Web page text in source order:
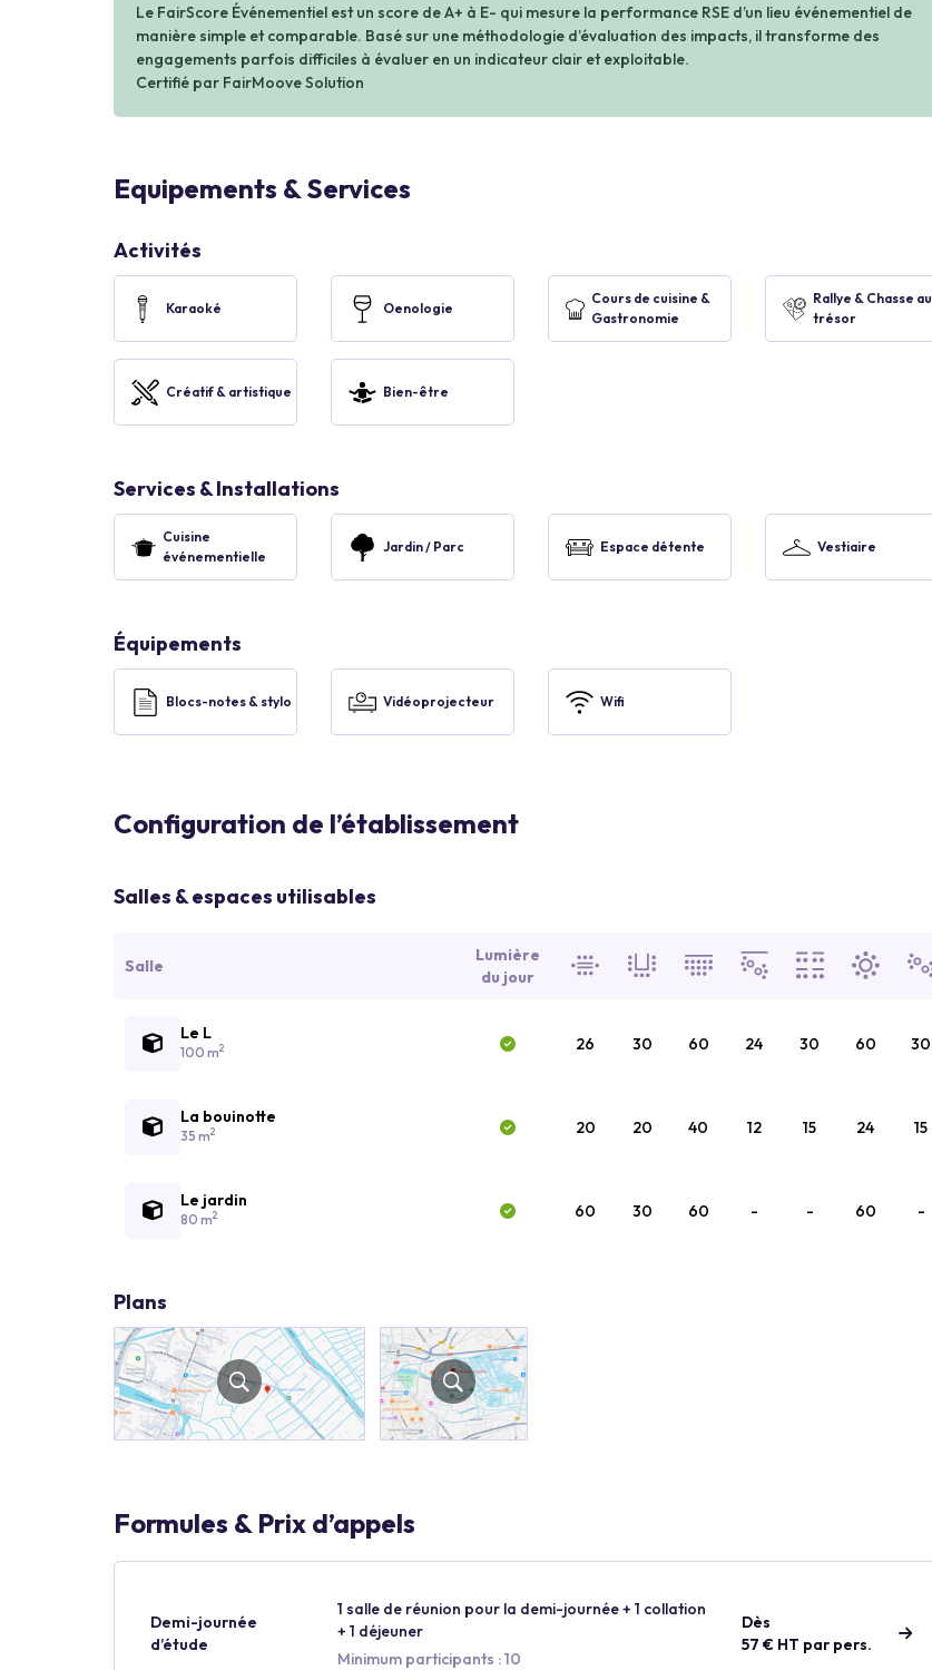
Le FairScore Événementiel est un score de A+ à E- qui mesure la performance RSE d’un lieu événementiel de
manière simple et comparable. Basé sur une méthodologie d’évaluation des impacts, il transforme des
engagements parfois difficiles à évaluer en un indicateur clair et exploitable.
Certifié par FairMoove Solution
Equipements & Services
Activités
Karaoké Oenologie
Cours de cuisine &
Gastronomie
Rallye & Chasse au
trésor
Créatif & artistique Bien-être
Services & Installations
Cuisine
événementielle
Jardin / Parc Espace détente Vestiaire
Équipements
Blocs-notes & stylo Vidéoprojecteur Wifi
Configuration de l’établissement
Salles & espaces utilisables
Salle
Lumière
du jour
Le L
100 m2 26 30 60 24 30 60 30
La bouinotte
35 m2 20 20 40 12 15 24 15
Le jardin
80 m2 60 30 60 - - 60 -
Plans
Formules & Prix d’appels
Demi-journée
d’étude
1 salle de réunion pour la demi-journée + 1 collation
+ 1 déjeuner
Minimum participants : 10
Dès
57 € HT par pers.